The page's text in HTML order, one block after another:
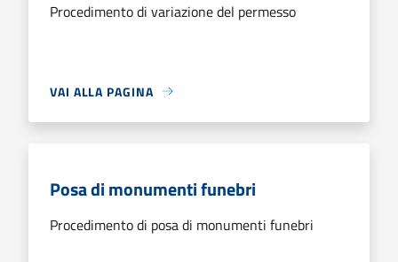
Procedimento di variazione del permesso
VAI ALLA PAGINA
Posa di monumenti funebri
Procedimento di posa di monumenti funebri